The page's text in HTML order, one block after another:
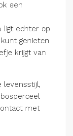
een
ligt echter op
genieten
krijgt van
met